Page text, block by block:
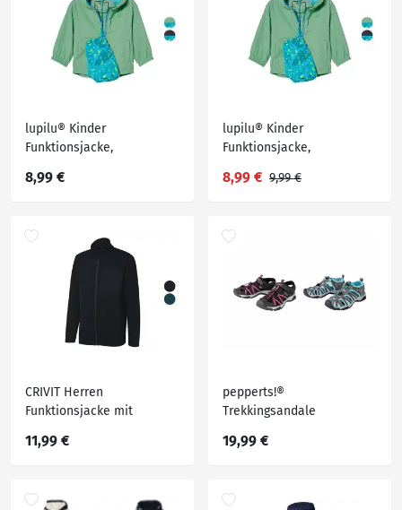
lupilu® Kinder
Funktionsjacke,
Obermaterial
8,99 €
lupilu® Kinder
Funktionsjacke,
Obermaterial
8,99 € 9,99 €
CRIVIT Herren
Funktionsjacke mit
11,99 €
pepperts!®
Trekkingsandale
strapazierfähigem
19,99 €